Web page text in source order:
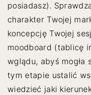
posiadasz).
charakter Twojej
koncepcję Twojej
moodboard (tablicę
wglądu, abyś mogła
tym etapie ustalić
wiedzieć jaki